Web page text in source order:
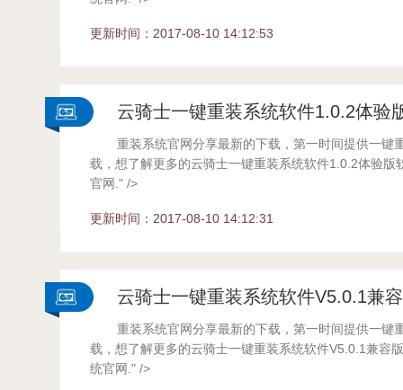
更新时间：2017-08-10 14:12:53
云骑士一键重装系统软件1.0.2体验
重装系统官网分享最新的下载，第一时间提供一键
载，想了解更多的云骑士一键重装系统软件1.0.2体验版
官网." />
更新时间：2017-08-10 14:12:31
云骑士一键重装系统软件V5.0.1兼
重装系统官网分享最新的下载，第一时间提供一键
载，想了解更多的云骑士一键重装系统软件V5.0.1兼容
统官网." />